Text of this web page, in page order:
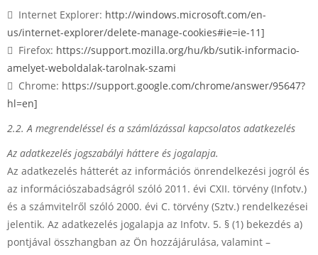
 Internet Explorer: http://windows.microsoft.com/en-
us/internet-explorer/delete-manage-cookies#ie=ie-11]
 Firefox: https://support.mozilla.org/hu/kb/sutik-informacio-
amelyet-weboldalak-tarolnak-szami
 Chrome: https://support.google.com/chrome/answer/95647?
hl=en]
2.2. A megrendeléssel és a számlázással kapcsolatos adatkezelés
Az adatkezelés jogszabályi háttere és jogalapja.
Az adatkezelés hátterét az információs önrendelkezési jogról és
az információszabadságról szóló 2011. évi CXII. törvény (Infotv.)
és a számvitelről szóló 2000. évi C. törvény (Sztv.) rendelkezései
jelentik. Az adatkezelés jogalapja az Infotv. 5. § (1) bekezdés a)
pontjával összhangban az Ön hozzájárulása, valamint –